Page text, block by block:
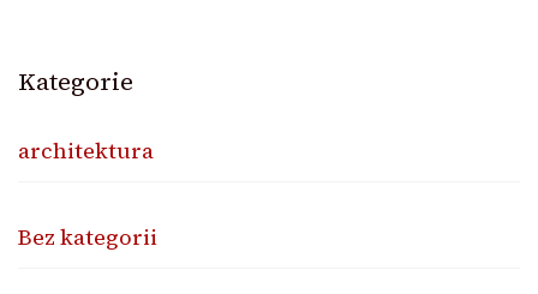
Kategorie
architektura
Bez kategorii